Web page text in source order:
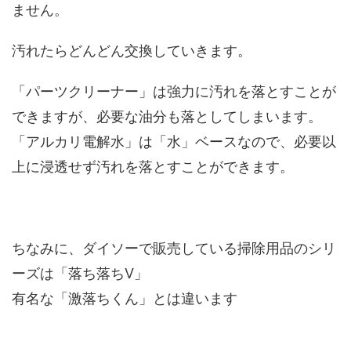
ません。
汚れたらどんどん交換していきます。
「パーツクリーナー」は強力に汚れを落とすことが
できますが、必要な油分も落としてしまいます。
「アルカリ電解水」は「水」ベースなので、必要以
上に浸透せず汚れを落とすことができます。
ちなみに、ダイソーで販売している掃除用品のシリ
ーズは「落ち落ちV」
有名な「激落ちくん」とは違います